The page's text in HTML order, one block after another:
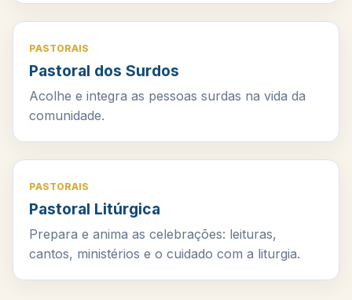
PASTORAIS
Pastoral dos Surdos
Acolhe e integra as pessoas surdas na vida da
comunidade.
PASTORAIS
Pastoral Litúrgica
Prepara e anima as celebrações: leituras,
cantos, ministérios e o cuidado com a liturgia.